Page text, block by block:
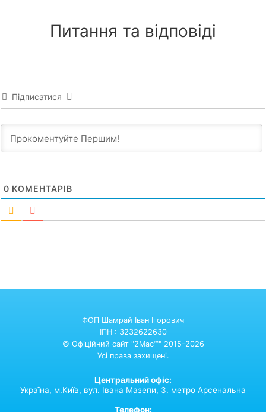
Питання та відповіді
Підписатися
0 КОМЕНТАРІВ
ФОП Шамрай Іван Ігорович
ІПН : 3232622630
© Офіційний сайт "2Mac™" 2015–2026
Усі права захищені.
Центральний офіс:
Україна, м.Київ, вул. Івана Мазепи, 3. метро Арсенальна
Телефон: